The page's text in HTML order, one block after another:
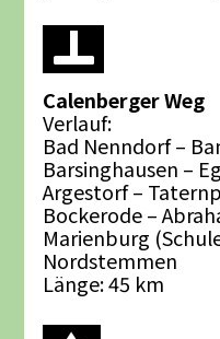
Calenberger Weg
Verlauf:
Bad Nenndorf –
Barsinghausen –
Argestorf –
Bockerode –
Marienburg
Nordstemmen
Länge: 45 km